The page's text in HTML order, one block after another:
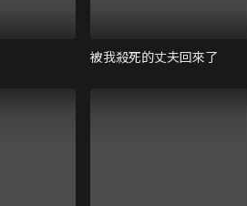
被我殺死的丈夫回來了